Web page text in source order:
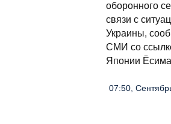
оборонного
связи с
Украины,
СМИ со
Японии
07:50,